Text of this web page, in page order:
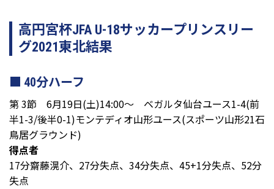
高円宮杯JFA U-18サッカープリンスリー
グ2021東北結果
40分ハーフ
第 3節 6月19日(土)14:00～ ベガルタ仙台ユース1-4(前
半1-3/後半0-1)モンテディオ山形ユース(スポーツ山形21石
鳥居グラウンド)
得点者
17分齋藤滉介、27分失点、34分失点、45+1分失点、52分
失点